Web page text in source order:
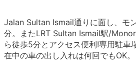
Jalan Sultan Ismail通りに面し、モ
分。またLRT Sultan Ismail駅/
ら徒歩5分とアクセス便利!専用駐車
在中の車の出し入れは何回でもOK。